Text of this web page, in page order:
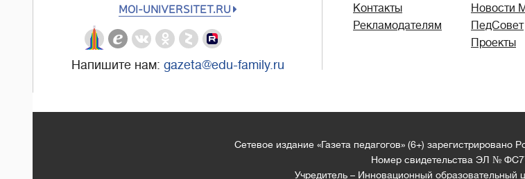
MOI-UNIVERSITET.RU
Напишите нам: gazeta@edu-family.ru
Контакты
Рекламодателям
Новости
ПедСовет
Проекты
Сетевое издание «Газета педагогов» (6+) зарегистрировано
Номер свидетельства ЭЛ №
Учредитель – Инновационный образовательный